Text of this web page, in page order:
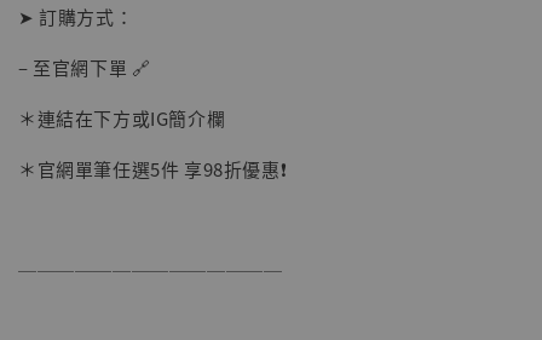
➤ 訂購方式：
– 至官網下單 🔗
＊連結在下方或IG簡介欄
＊官網單筆任選5件 享98折優惠❗️
──────────────